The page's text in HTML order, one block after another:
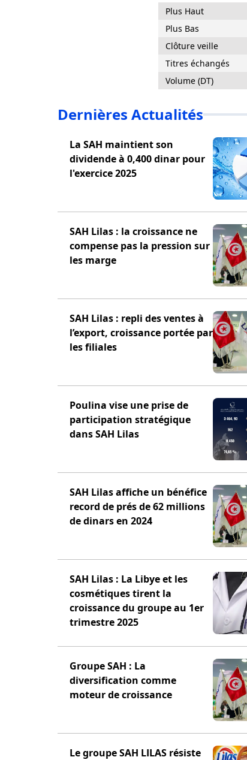
Plus Haut
Plus Bas
Clôture veille
Titres échangés
Volume (DT)
Dernières Actualités
La SAH maintient son
dividende à 0,400 dinar pour
l'exercice 2025
SAH Lilas : la croissance ne
compense pas la pression sur
les marge
SAH Lilas : repli des ventes à
l’export, croissance portée par
les filiales
Poulina vise une prise de
participation stratégique
dans SAH Lilas
SAH Lilas affiche un bénéfice
record de prés de 62 millions
de dinars en 2024
SAH Lilas : La Libye et les
cosmétiques tirent la
croissance du groupe au 1er
trimestre 2025
Groupe SAH : La
diversification comme
moteur de croissance
Le groupe SAH LILAS résiste